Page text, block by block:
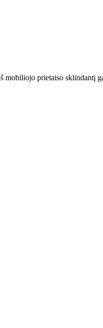
mobiliojo prietaiso sklindantį